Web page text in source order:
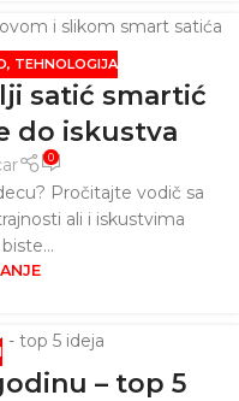
, TEHNOLOGIJA
satić smartić
do iskustva
0
Pročitajte vodič sa
ali i iskustvima
– top 5